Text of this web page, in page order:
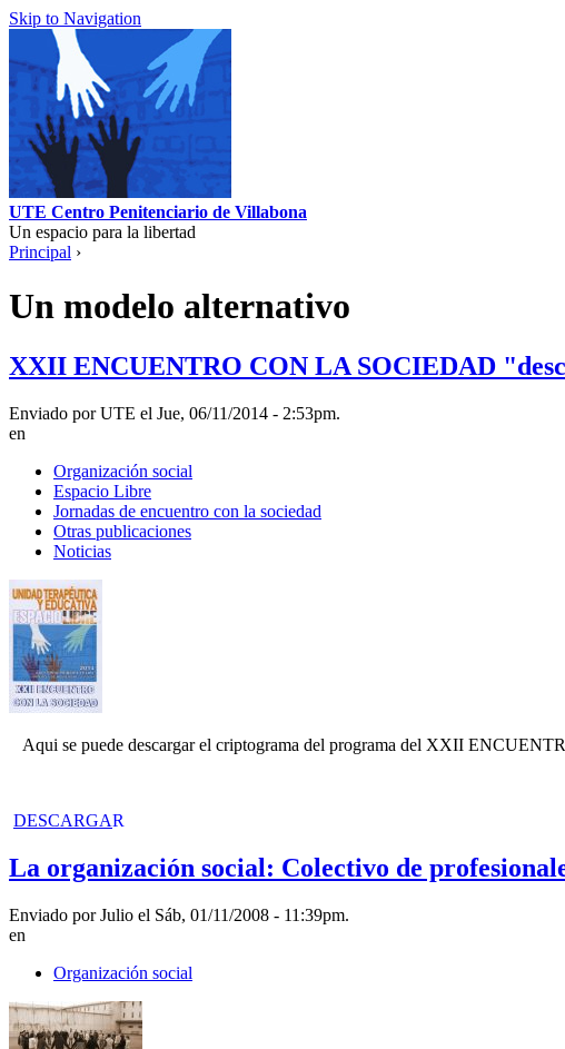
Skip to Navigation
UTE Centro Penitenciario de Villabona
Un espacio para la libertad
Principal ›
Un modelo alternativo
XXII ENCUENTRO CON LA SOCIEDAD
Enviado por UTE el Jue, 06/11/2014 - 2:53pm.
en
Organización social
Espacio Libre
Jornadas de encuentro con la sociedad
Otras publicaciones
Noticias
Aqui se puede descargar el criptograma del programa del XXII
DESCARGAR
La organización social: Colectivo de
Enviado por Julio el Sáb, 01/11/2008 - 11:39pm.
en
Organización social